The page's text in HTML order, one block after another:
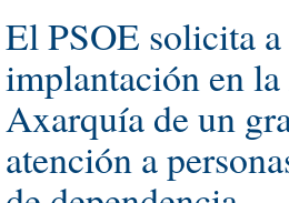
El PSOE solicita
implantación en
Axarquía de un
atención a